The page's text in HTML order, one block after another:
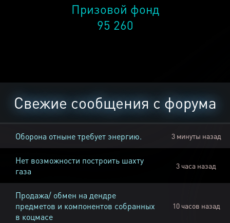
Призовой фонд
95 260
Свежие сообщения с форума
Оборона отныне требует энергию. 3 минуты назад
Нет возможности построить шахту
газа
3 часа назад
Продажа/ обмен на дендре
предметов и компонентов собранных
в коцмасе
10 часов назад